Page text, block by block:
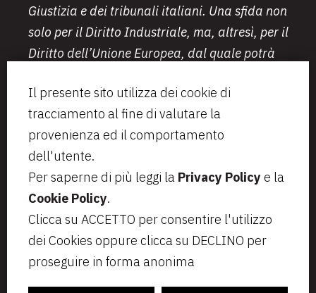
Il presente sito utilizza dei cookie di
tracciamento al fine di valutare la
provenienza ed il comportamento
dell'utente.
Per saperne di più leggi la Privacy Policy e la
Cookie Policy.
Clicca su ACCETTO per consentire l'utilizzo
dei Cookies oppure clicca su DECLINO per
proseguire in forma anonima
Giustizia e dei tribunali italiani. Una sfida non
solo per il Diritto Industriale, ma, altresì, per il
Diritto dell’Unione Europea, dal quale potrà
dottrinale, ricco di spunti.
20123 Milano
VAT IT07797470965
+ 39 02 49 46 8776
Privacy
Cookie Policy